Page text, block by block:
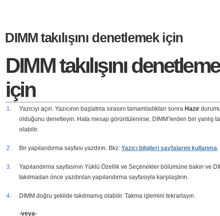
DIMM takılışını denetlemek için
DIMM takılışını
için
1. Yazıcıyı açın. Yazıcının başlatma sırasını tamamladıktan sonra Hazır
olduğunu denetleyin. Hata mesajı görüntülenirse, DIMM’lerden biri yanlış
olabilir.
2. Bir yapılandırma sayfası yazdırın. Bkz:Yazıcı bilgileri sayfalarını kullanma.
3.
Yapılandırma sayfasının Yüklü Özellik ve Seçenekler bölümüne bakın ve
takılmadan önce yazdırılan yapılandırma sayfasıyla karşılaştırın.
4. DIMM doğru şekilde takılmamış olabilir. Takma işlemini tekrarlayın.
-veya-